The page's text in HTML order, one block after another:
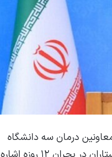
درمان سه دانشگاه